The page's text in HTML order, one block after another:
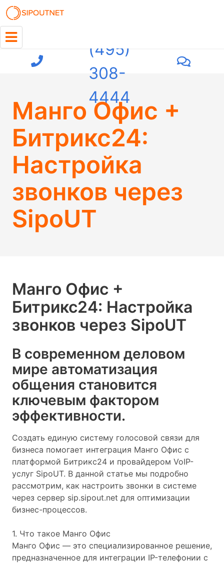
(495)
308-
4444
Манго Офис +
Битрикс24:
Настройка
звонков через
SipoUT
Манго Офис +
Битрикс24: Настройка
звонков через SipoUT
В современном деловом
мире автоматизация
общения становится
ключевым фактором
эффективности.
Создать единую систему голосовой связи для
бизнеса помогает интеграция Манго Офис с
платформой Битрикс24 и провайдером VoIP-
услуг SipoUT. В данной статье мы подробно
рассмотрим, как настроить звонки в системе
через сервер sip.sipout.net для оптимизации
бизнес-процессов.
1. Что такое Манго Офис
Манго Офис — это специализированное решение,
предназначенное для интеграции IP-телефонии с